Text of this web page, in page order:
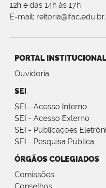
12h e das 14h às 17h
E-mail:
PORTAL INSTITUCIONAL
Ouvidoria
SEI
SEI - Acesso Interno
SEI - Acesso Externo
SEI - Publicações
SEI - Pesquisa Pública
ÓRGÃOS COLEGIADOS
Comissões